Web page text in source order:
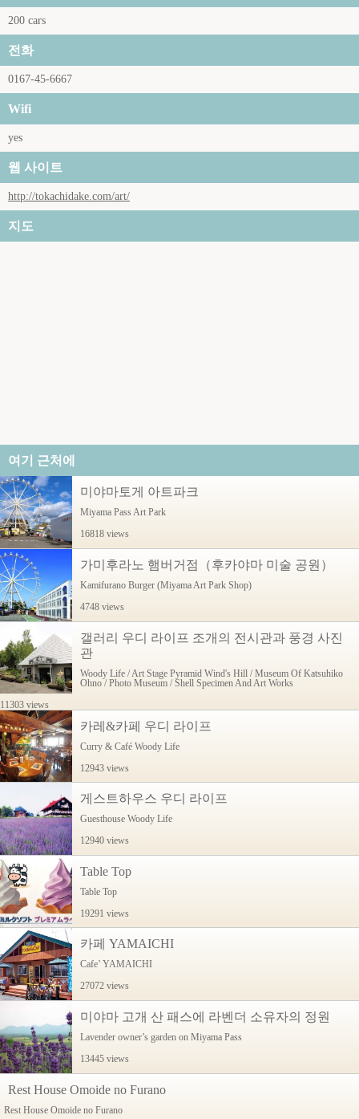
200 cars
전화
0167-45-6667
Wifi
yes
웹 사이트
http://tokachidake.com/art/
지도
여기 근처에
미야마토게 아트파크
Miyama Pass Art Park
16818 views
가미후라노 햄버거점（후카야마 미술 공원）
Kamifurano Burger (Miyama Art Park Shop)
4748 views
갤러리 우디 라이프 조개의 전시관과 풍경 사진
관
Woody Life / Art Stage Pyramid Wind's Hill / Museum Of Katsuhiko
Ohno / Photo Museum / Shell Specimen And Art Works
11303 views
카레&카페 우디 라이프
Curry & Café Woody Life
12943 views
게스트하우스 우디 라이프
Guesthouse Woody Life
12940 views
Table Top
Table Top
19291 views
카페 YAMAICHI
Cafe’ YAMAICHI
27072 views
미야마 고개 산 패스에 라벤더 소유자의 정원
Lavender owner’s garden on Miyama Pass
13445 views
Rest House Omoide no Furano
Rest House Omoide no Furano